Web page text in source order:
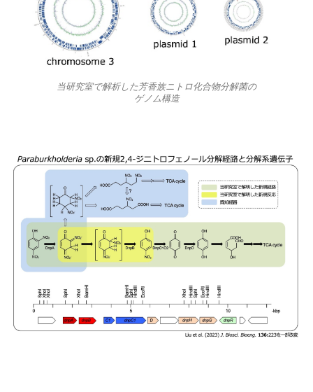
当研究室で解析した芳香族ニトロ化合物分解菌の
ゲノム構造